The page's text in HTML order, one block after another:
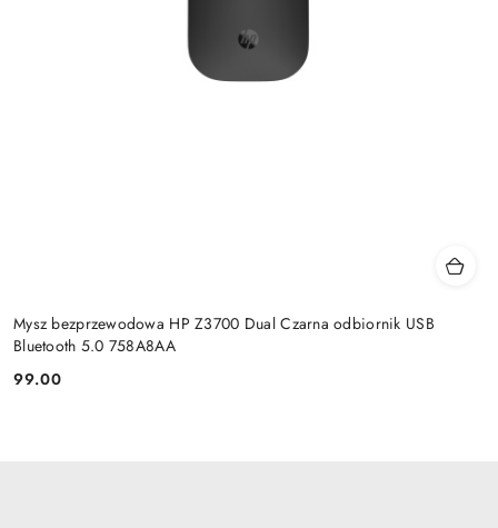
Mysz bezprzewodowa HP Z3700 Dual Czarna odbiornik USB
Bluetooth 5.0 758A8AA
Cena:
99.00